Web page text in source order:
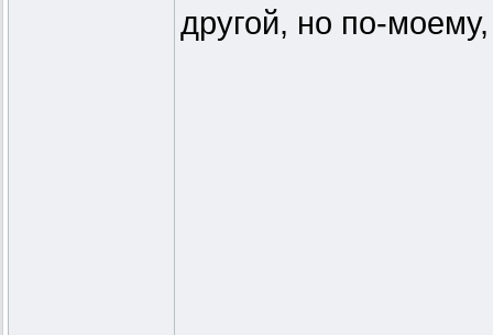
другой, но по-